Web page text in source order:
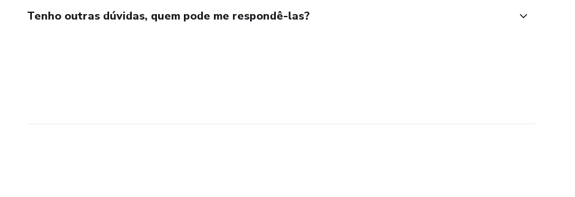
Tenho outras dúvidas, quem pode me respondê-las?